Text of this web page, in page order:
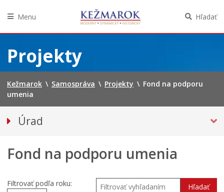
obsah
Menu Hľadať
Projekty
Kežmarok \ Samospráva \ Projekty \ Fond na podporu
umenia
Úrad
Prednosta
Oddelenia úradu
Sekcie úradu
Fond na podporu umenia
Filtrovať podľa roku: Hľadať